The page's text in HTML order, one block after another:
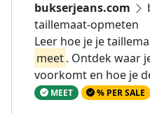
bukserjeans.com
taillemaat-opmeten
Leer hoe je je
meet. Ontdek waar
voorkomt en hoe je
MEET % PER SALE